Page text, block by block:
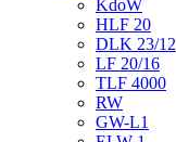
KdoW
HLF 20
DLK 23/12
LF 20/16
TLF 4000
RW
GW-L1